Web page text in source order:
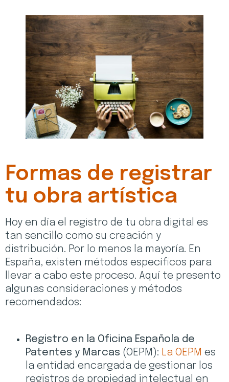
Formas de registrar
tu obra artística
Hoy en día el registro de tu obra digital es
tan sencillo como su creación y
distribución. Por lo menos la mayoría. En
España, existen métodos específicos para
llevar a cabo este proceso. Aquí te presento
algunas consideraciones y métodos
recomendados:
Registro en la Oficina Española de
Patentes y Marcas (OEPM): La OEPM es
la entidad encargada de gestionar los
registros de propiedad intelectual en